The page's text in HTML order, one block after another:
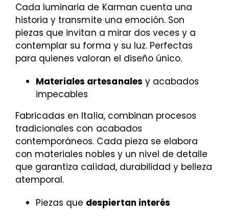
Cada luminaria de Karman cuenta una
historia y transmite una emoción. Son
piezas que invitan a mirar dos veces y a
contemplar su forma y su luz. Perfectas
para quienes valoran el diseño único.
Materiales artesanales y acabados
impecables
Fabricadas en Italia, combinan procesos
tradicionales con acabados
contemporáneos. Cada pieza se elabora
con materiales nobles y un nivel de detalle
que garantiza calidad, durabilidad y belleza
atemporal.
Piezas que despiertan interés